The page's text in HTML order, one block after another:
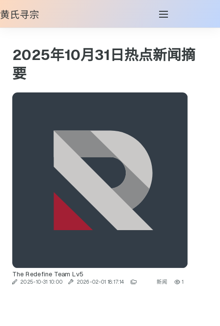
黄氏寻宗
2025年10月31日热点新闻摘
要
The Redefine Team Lv5
2025-10-31 10:00 2026-02-01 18:17:14 新闻 1